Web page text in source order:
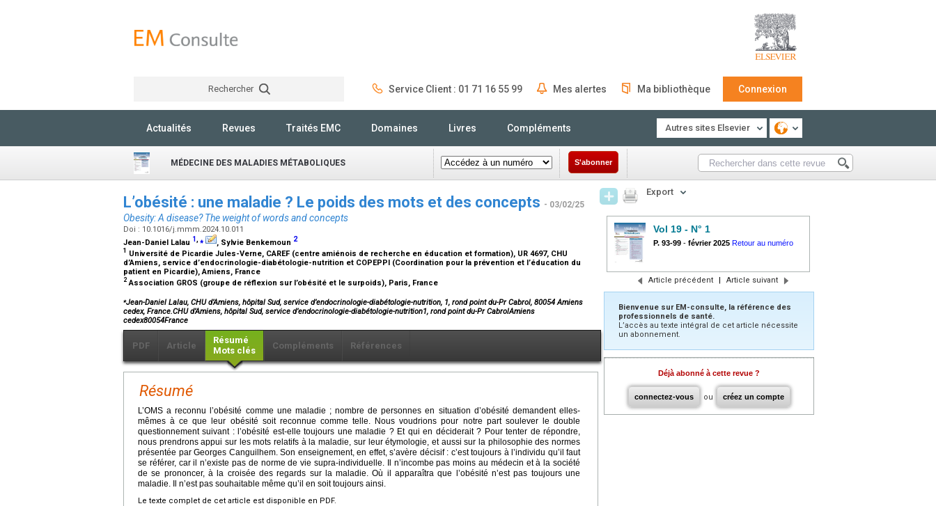
Rechercher Service Client : 01 71 16 55 99 Mes alertes Ma bibliothèque Connexion
Actualités Revues Traités EMC Domaines Livres Compléments Autres sites Elsevier
MÉDECINE DES MALADIES MÉTABOLIQUES S'abonner
L’obésité : une maladie ? Le poids des mots et des concepts - 03/02/25
Obesity: A disease? The weight of words and concepts
Doi : 10.1016/j.mmm.2024.10.011
Jean-Daniel Lalau 1,⁎ , Sylvie Benkemoun 2
1 Université de Picardie Jules-Verne, CAREF (centre amiénois de recherche en éducation et formation), UR 4697, CHU
d’Amiens, service d’endocrinologie-diabétologie-nutrition et COPEPPI (Coordination pour la prévention et l’éducation du
patient en Picardie), Amiens, France
2 Association GROS (groupe de réflexion sur l’obésité et le surpoids), Paris, France
⁎Jean-Daniel Lalau, CHU d’Amiens, hôpital Sud, service d’endocrinologie-diabétologie-nutrition, 1, rond point du-Pr Cabrol, 80054 Amiens
cedex, France.CHU d’Amiens, hôpital Sud, service d’endocrinologie-diabétologie-nutrition1, rond point du-Pr CabrolAmiens
cedex80054France
PDF Article
Résumé
Mots clés
Compléments Références
Résumé
L’OMS a reconnu l’obésité comme une maladie ; nombre de personnes en situation d’obésité demandent elles-
mêmes à ce que leur obésité soit reconnue comme telle. Nous voudrions pour notre part soulever le double
questionnement suivant : l’obésité est-elle toujours une maladie ? Et qui en déciderait ? Pour tenter de répondre,
nous prendrons appui sur les mots relatifs à la maladie, sur leur étymologie, et aussi sur la philosophie des normes
présentée par Georges Canguilhem. Son enseignement, en effet, s’avère décisif : c’est toujours à l’individu qu’il faut
se référer, car il n’existe pas de norme de vie supra-individuelle. Il n’incombe pas moins au médecin et à la société
de se prononcer, à la croisée des regards sur la maladie. Où il apparaîtra que l’obésité n’est pas toujours une
maladie. Il n’est pas souhaitable même qu’il en soit toujours ainsi.
Le texte complet de cet article est disponible en PDF.
Export
Vol 19 - N° 1
P. 93-99 - février 2025 Retour au numéro
Article précédent | Article suivant
Bienvenue sur EM-consulte, la référence des
professionnels de santé.
L’accès au texte intégral de cet article nécessite
un abonnement.
Déjà abonné à cette revue ?
connectez-vous ou créez un compte